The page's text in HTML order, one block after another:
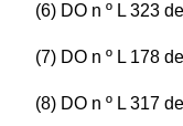
(6) DO n º L 323
(7) DO n º L 178
(8) DO n º L 317